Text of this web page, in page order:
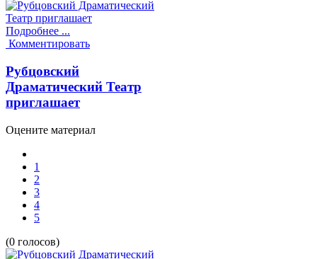
Подробнее ...
Комментировать
Рубцовский
Драматический Театр
приглашает
Оцените материал
1
2
3
4
5
(0 голосов)